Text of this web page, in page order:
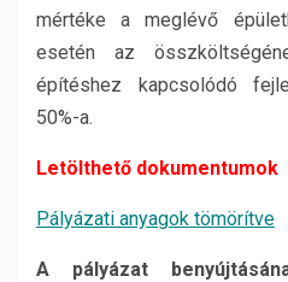
mértéke a meglévő
esetén az
építéshez kapcsolódó
50%-a.
Letölthető dokumentumok
Pályázati anyagok tömörítve
A pályázat